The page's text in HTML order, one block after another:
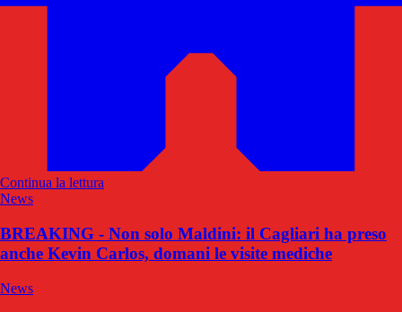
Continua la lettura
News
BREAKING - Non solo Maldini: il Cagliari ha preso
anche Kevin Carlos, domani le visite mediche
News